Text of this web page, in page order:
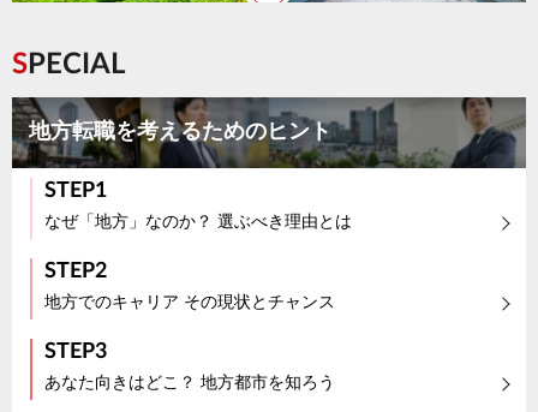
SPECIAL
地方転職を考えるためのヒント
STEP1
なぜ「地方」なのか？ 選ぶべき理由とは
STEP2
地方でのキャリア その現状とチャンス
STEP3
あなた向きはどこ？ 地方都市を知ろう